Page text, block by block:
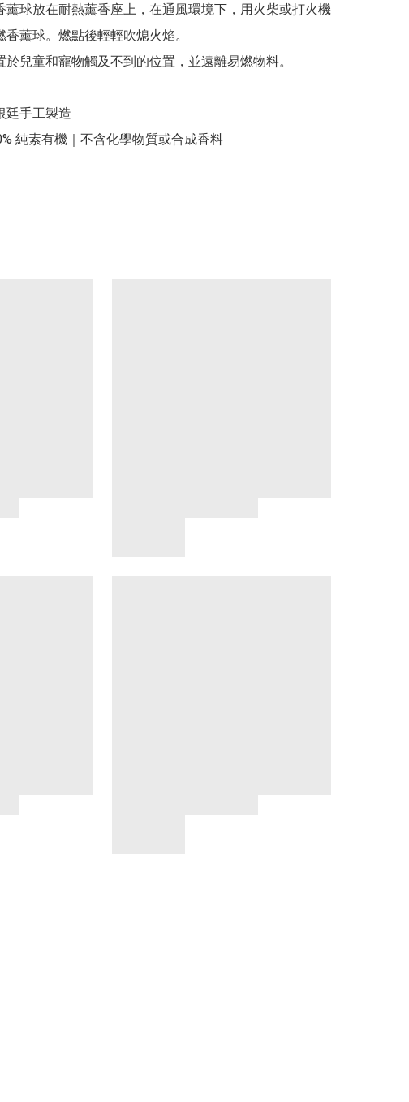
薰球放在耐熱薰香座上，在通風環境下，用火柴或打火機
香薰球。燃點後輕輕吹熄火焰。
於兒童和寵物觸及不到的位置，並遠離易燃物料。
廷手工製造
純素有機｜不含化學物質或合成香料